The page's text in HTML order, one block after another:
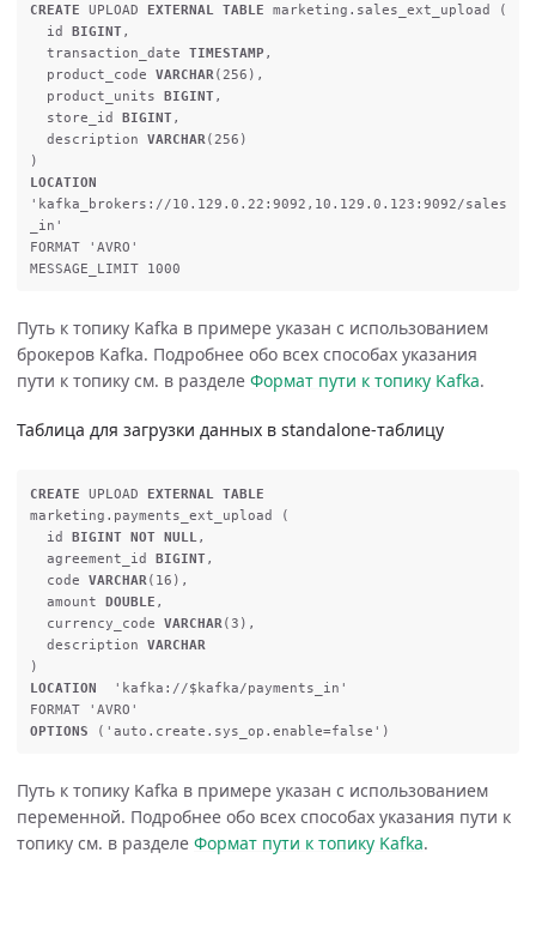
CREATE UPLOAD EXTERNAL TABLE marketing . sales_ext_upload
(
id
BIGINT ,
transaction_date
TIMESTAMP ,
product_code
VARCHAR ( 256 ),
product_units
BIGINT ,
store_id
BIGINT ,
description
VARCHAR ( 256 )
)
LOCATION
'kafka_brokers://10.129.0.22:9092,10.129.0.123:9092/sales
_in'
FORMAT
'AVRO'
MESSAGE_LIMIT
1000
Путь к топику Kafka в примере указан с использованием
брокеров Kafka. Подробнее обо всех способах указания
пути к топику см. в разделе Формат пути к топику Kafka.
Таблица для загрузки данных в standalone-таблицу
CREATE UPLOAD EXTERNAL
TABLE
marketing . payments_ext_upload
(
id
BIGINT NOT NULL ,
agreement_id
BIGINT ,
code
VARCHAR ( 16 ),
amount
DOUBLE ,
currency_code
VARCHAR (3 ),
description
VARCHAR
)
LOCATION
'kafka://$kafka/payments_in'
FORMAT
'AVRO'
OPTIONS
( 'auto.create.sys_op.enable=false' )
Путь к топику Kafka в примере указан с использованием
переменной. Подробнее обо всех способах указания пути к
топику см. в разделе Формат пути к топику Kafka.